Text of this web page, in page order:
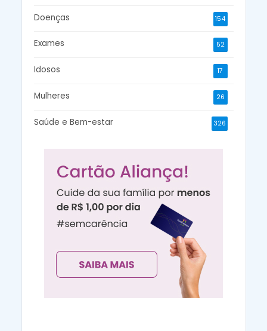
Doenças 154
Exames 52
Idosos 17
Mulheres 26
Saúde e Bem-estar 326